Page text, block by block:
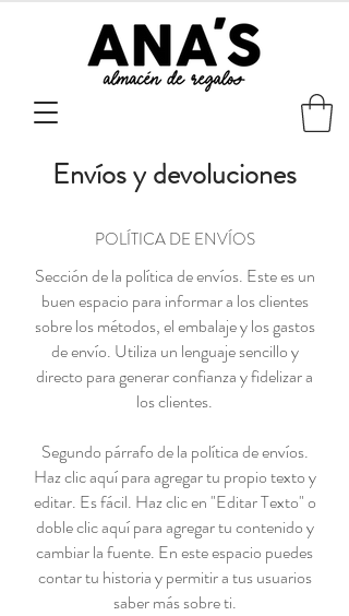
Envíos y devoluciones
POLÍTICA DE ENVÍOS
Sección de la política de envíos. Este es un
buen espacio para informar a los clientes
sobre los métodos, el embalaje y los gastos
de envío. Utiliza un lenguaje sencillo y
directo para generar confianza y fidelizar a
los clientes.
Segundo párrafo de la política de envíos.
Haz clic aquí para agregar tu propio texto y
editar. Es fácil. Haz clic en "Editar Texto" o
doble clic aquí para agregar tu contenido y
cambiar la fuente. En este espacio puedes
contar tu historia y permitir a tus usuarios
saber más sobre ti.